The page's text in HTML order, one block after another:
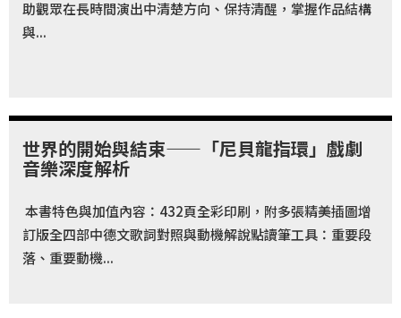
術
家
百
科
鶯
出
版
助觀眾在長時間演出中清楚方向、保持清醒，掌握作品結構
與...
世界的開始與結束——「尼貝龍指環」戲劇
音樂深度解析
本書特色與加值內容：432頁全彩印刷，附多張精美插圖增
訂版全四部中德文歌詞對照與動機解說點讀筆工具：重要段
落、重要動機...